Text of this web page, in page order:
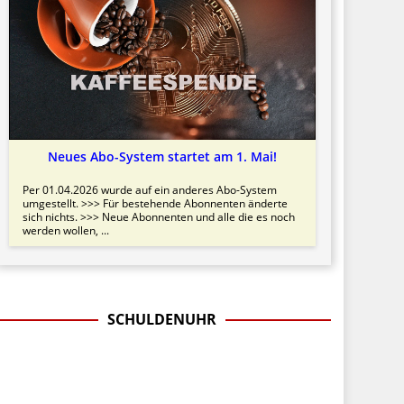
Neues Abo-System startet am 1. Mai!
Per 01.04.2026 wurde auf ein anderes Abo-System
umgestellt. >>> Für bestehende Abonnenten änderte
sich nichts. >>> Neue Abonnenten und alle die es noch
werden wollen, ...
SCHULDENUHR